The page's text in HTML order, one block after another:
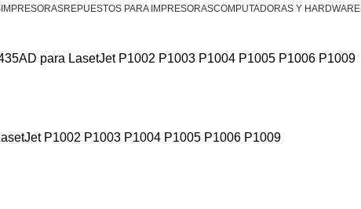
IMPRESORASREPUESTOS PARA IMPRESORASCOMPUTADORAS Y HARDWARE
para LasetJet P1002 P1003 P1004 P1005 P1006 P1009